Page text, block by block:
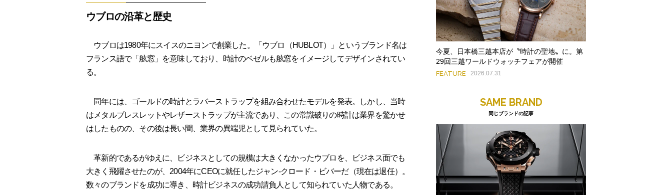
ウブロの沿革と歴史
ウブロは1980年にスイスのニヨンで創業した。「ウブロ（HUBLOT）」というブランド名は
フランス語で「舷窓」を意味しており、時計のベゼルも舷窓をイメージしてデザインされてい
る。
同年には、ゴールドの時計とラバーストラップを組み合わせたモデルを発表。しかし、当時
はメタルブレスレットやレザーストラップが主流であり、この常識破りの時計は業界を驚かせ
はしたものの、その後は長い間、業界の異端児として見られていた。
革新的であるがゆえに、ビジネスとしての規模は大きくなかったウブロを、ビジネス面でも
大きく飛躍させたのが、2004年にCEOに就任したジャン-クロード・ビバーだ（現在は退任）。
数々のブランドを成功に導き、時計ビジネスの成功請負人として知られていた人物である。
今夏、日本橋三越本店が〝時計の聖地〟に。第
29回三越ワールドウォッチフェアが開催
FEATURE 2026.07.31
SAME BRAND
同じブランドの記事